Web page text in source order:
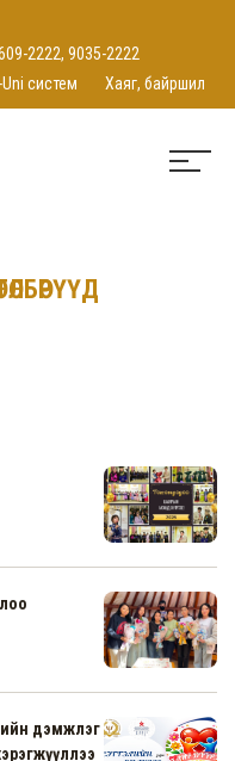
2222, 9035-2222
Uni систем
Хаяг, байршил
дэмжлэг